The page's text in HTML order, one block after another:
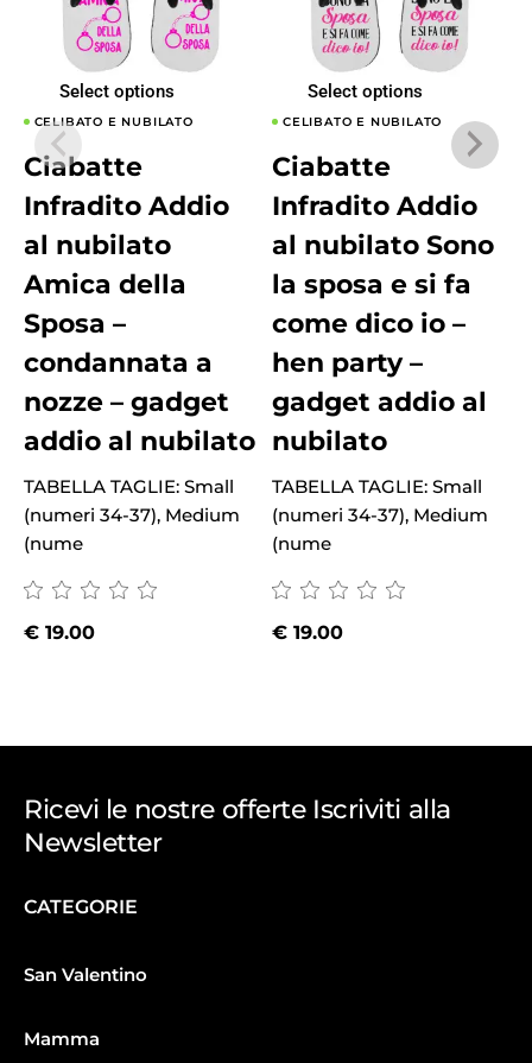
Select options
CELIBATO E NUBILATO
Ciabatte
Infradito Addio
al nubilato
Amica della
Sposa –
condannata a
nozze – gadget
addio al nubilato
TABELLA TAGLIE: Small
(numeri 34-37), Medium
(nume
€19.00
Select options
CELIBATO E NUBILATO
Ciabatte
Infradito Addio
al nubilato Sono
la sposa e si fa
come dico io –
hen party –
gadget addio al
nubilato
TABELLA TAGLIE: Small
(numeri 34-37), Medium
(nume
€ 19.00
Ricevi le nostre offerte Iscriviti alla
Newsletter
CATEGORIE
San Valentino
Mamma